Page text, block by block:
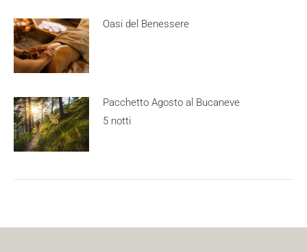
Oasi del Benessere
Pacchetto Agosto al Bucaneve
5 notti